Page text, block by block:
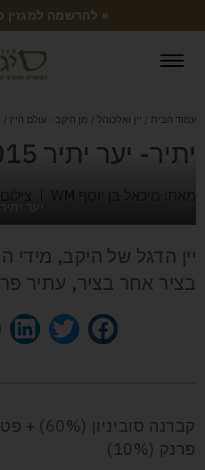
« להרשמה למגזין
עמוד הבית / יין ואלכוהל / מן היקב - עולם היין /
יתיר- יער יתיר 2015
יין הדגל של היקב, מידי
בציר אחר בציר, עתיר
פרנק (10%)